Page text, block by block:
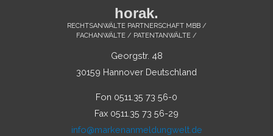
horak.
RECHTSANWÄLTE PARTNERSCHAFT MBB /
FACHANWÄLTE / PATENTANWÄLTE /
Georgstr. 48
30159 Hannover Deutschland
Fon 0511.35 73 56-0
Fax 0511.35 73 56-29
info@markenanmeldungwelt.de